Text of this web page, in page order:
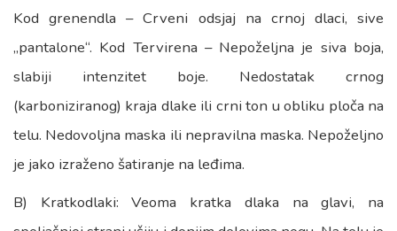
Kod grenendla – Crveni odsjaj na crnoj dlaci, sive
„pantalone“. Kod Tervirena – Nepoželjna je siva boja,
slabiji intenzitet boje. Nedostatak crnog
(karboniziranog) kraja dlake ili crni ton u obliku ploča na
telu. Nedovoljna maska ili nepravilna maska. Nepoželjno
je jako izraženo šatiranje na leđima.
B) Kratkodlaki: Veoma kratka dlaka na glavi, na